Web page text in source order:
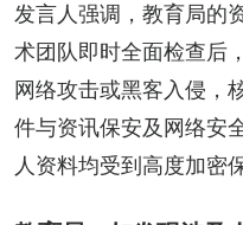
发言人强调，教育局的
术团队即时全面检查后
网络攻击或黑客入侵，
件与资讯保安及网络安
人资料均受到高度加密